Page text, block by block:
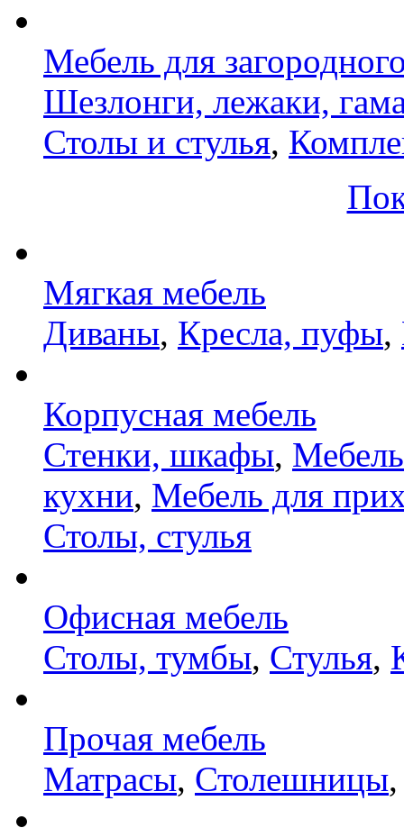
Мебель для
Шезлонги, лежаки,
Столы и стулья,
Мягкая мебель
Диваны, Кресла, пуфы,
Корпусная мебель
Стенки, шкафы,
кухни, Мебель для
Столы, стулья
Офисная мебель
Столы, тумбы, Стулья,
Прочая мебель
Матрасы, Столешницы